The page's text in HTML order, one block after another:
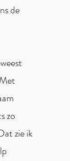
de
zo
zie ik